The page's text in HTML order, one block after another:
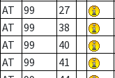
AT
99 27
AT
99 38
AT
99 40
AT
99 41